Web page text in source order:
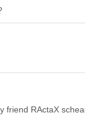
friend RActaX